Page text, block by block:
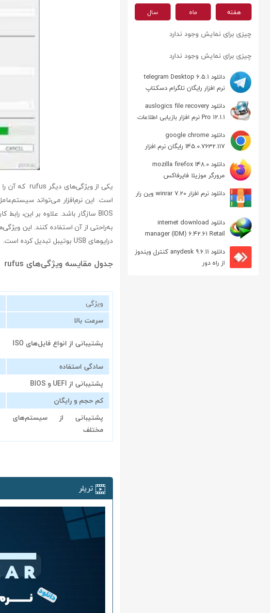
هفته ماه سال
چیزی برای نمایش وجود ندارد
چیزی برای نمایش وجود ندارد
دانلود telegram Desktop 6.5.1
نرم افزار رایگان تلگرام دسکتاپ
دانلود auslogics file recovery
Pro 12.1.1 نرم افزار بازیابی اطلاعات
دانلود google chrome
145.0.7632.117 رایگان نرم افزار
مرورگر گوگل کروم
دانلود mozilla firefox 148.0
مرورگر موزیلا فایرفاکس
دانلود نرم افزار winrar 7.20 وین رار
دانلود internet download
manager (IDM) 6.42.61 Retail
مدیریت دانلود
دانلود anydesk 9.6.11 کنترل ویندوز
از راه دور
درایوهای USB بوتیبل تبدیل کرده است.
جدول مقایسه ویژگی‌های rufus
ویژگی
سرعت بالا
پشتیبانی از انواع فایل‌های ISO
سادگی استفاده
پشتیبانی از UEFI و BIOS
کم حجم و رایگان
پشتیبانی از سیستم‌های
مختلف
تریلر